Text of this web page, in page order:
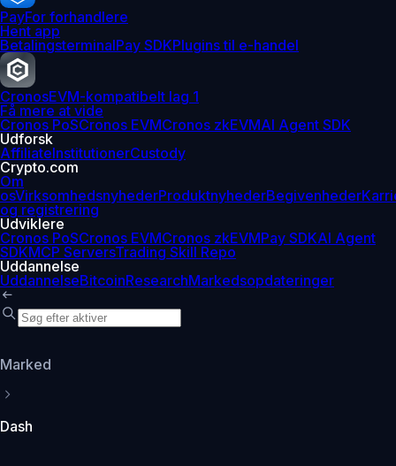
PayFor forhandlere
Hent app
BetalingsterminalPay SDKPlugins til e-handel
CronosEVM-kompatibelt lag 1
Få mere at vide
Cronos PoSCronos EVMCronos zkEVMAI Agent SDK
Udforsk
AffiliateInstitutionerCustody
Crypto.com
Om
osVirksomhedsnyhederProduktnyhederBegivenheder
og registrering
Udviklere
Cronos PoSCronos EVMCronos zkEVMPay SDKAI Agent
SDKMCP ServersTrading Skill Repo
Uddannelse
UddannelseBitcoinResearchMarkedsopdateringer
Marked
Dash